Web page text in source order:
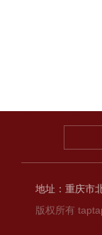
地址：重庆市
版权所有